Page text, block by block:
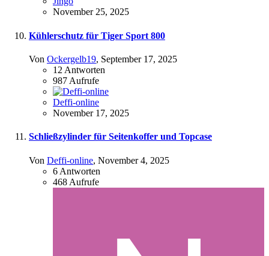
November 25, 2025
Kühlerschutz für Tiger Sport 800
Von Ockergelb19, September 17, 2025
12 Antworten
987 Aufrufe
Deffi-online
November 17, 2025
Schließzylinder für Seitenkoffer und Topcase
Von Deffi-online, November 4, 2025
6 Antworten
468 Aufrufe